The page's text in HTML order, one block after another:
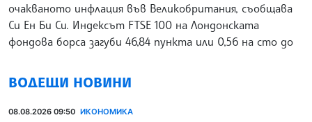
очакваното инфлация във Великобритания, съобщава
Си Ен Би Си. Индексът FTSE 100 на Лондонската
фондова борса загуби 46,84 пункта или 0,56 на сто до
ВОДЕЩИ НОВИНИ
08.08.2026 09:50 ИКОНОМИКА